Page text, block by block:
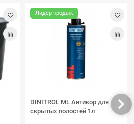
Лидер продаж
DINITROL ML Антикор для
скрытых полостей 1л